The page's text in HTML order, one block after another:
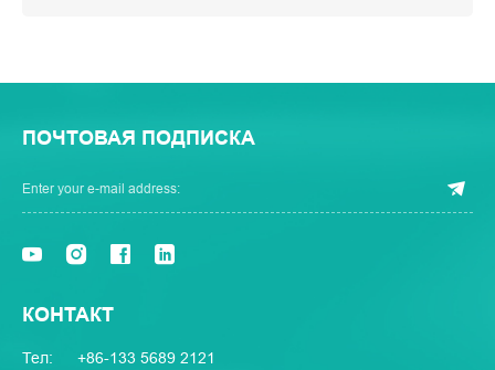
ПОЧТОВАЯ ПОДПИСКА
КОНТАКТ
Тел:
+86-133 5689 2121